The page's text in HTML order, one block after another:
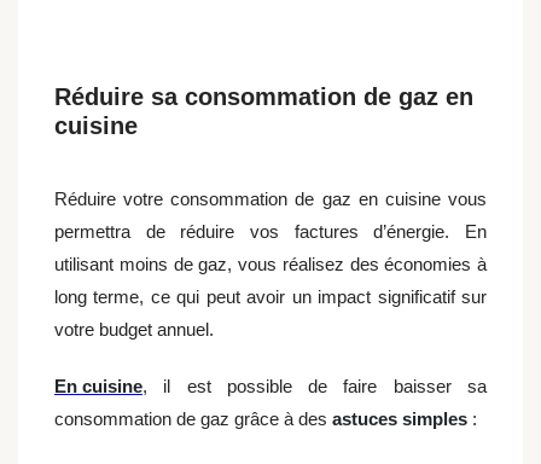
Réduire sa consommation de gaz en
cuisine
Réduire votre consommation de gaz en cuisine vous
permettra de réduire vos factures d’énergie. En
utilisant moins de gaz, vous réalisez des économies à
long terme, ce qui peut avoir un impact significatif sur
votre budget annuel.
En cuisine, il est possible de faire baisser sa
consommation de gaz grâce à des astuces simples :